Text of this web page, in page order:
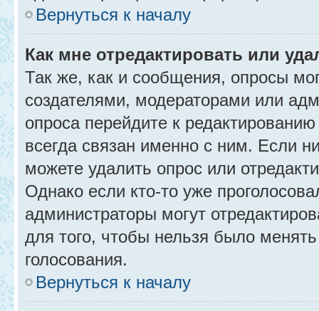
Вернуться к началу
Как мне отредактировать или
Так же, как и сообщения, опросы
создателями, модераторами или
опроса перейдите к
всегда связан именно с ним. Если
можете удалить опрос или
Однако если кто-то уже
администраторы могут
для того, чтобы нельзя было
голосования.
Вернуться к началу